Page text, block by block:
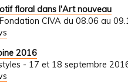
floral dans l'Art nouveau
CIVA du 08.06 au
2016
- 17 et 18 septembre